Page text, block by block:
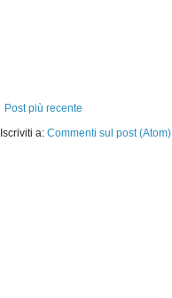
Post più recente
Iscriviti a: Commenti sul post (Atom)